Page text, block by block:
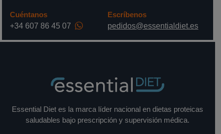
Cuéntanos
+34 607 86 45 07
Escríbenos
pedidos@essentialdiet.es
Essential Diet es la marca líder nacional en dietas proteicas
saludables bajo prescripción y supervisión médica.